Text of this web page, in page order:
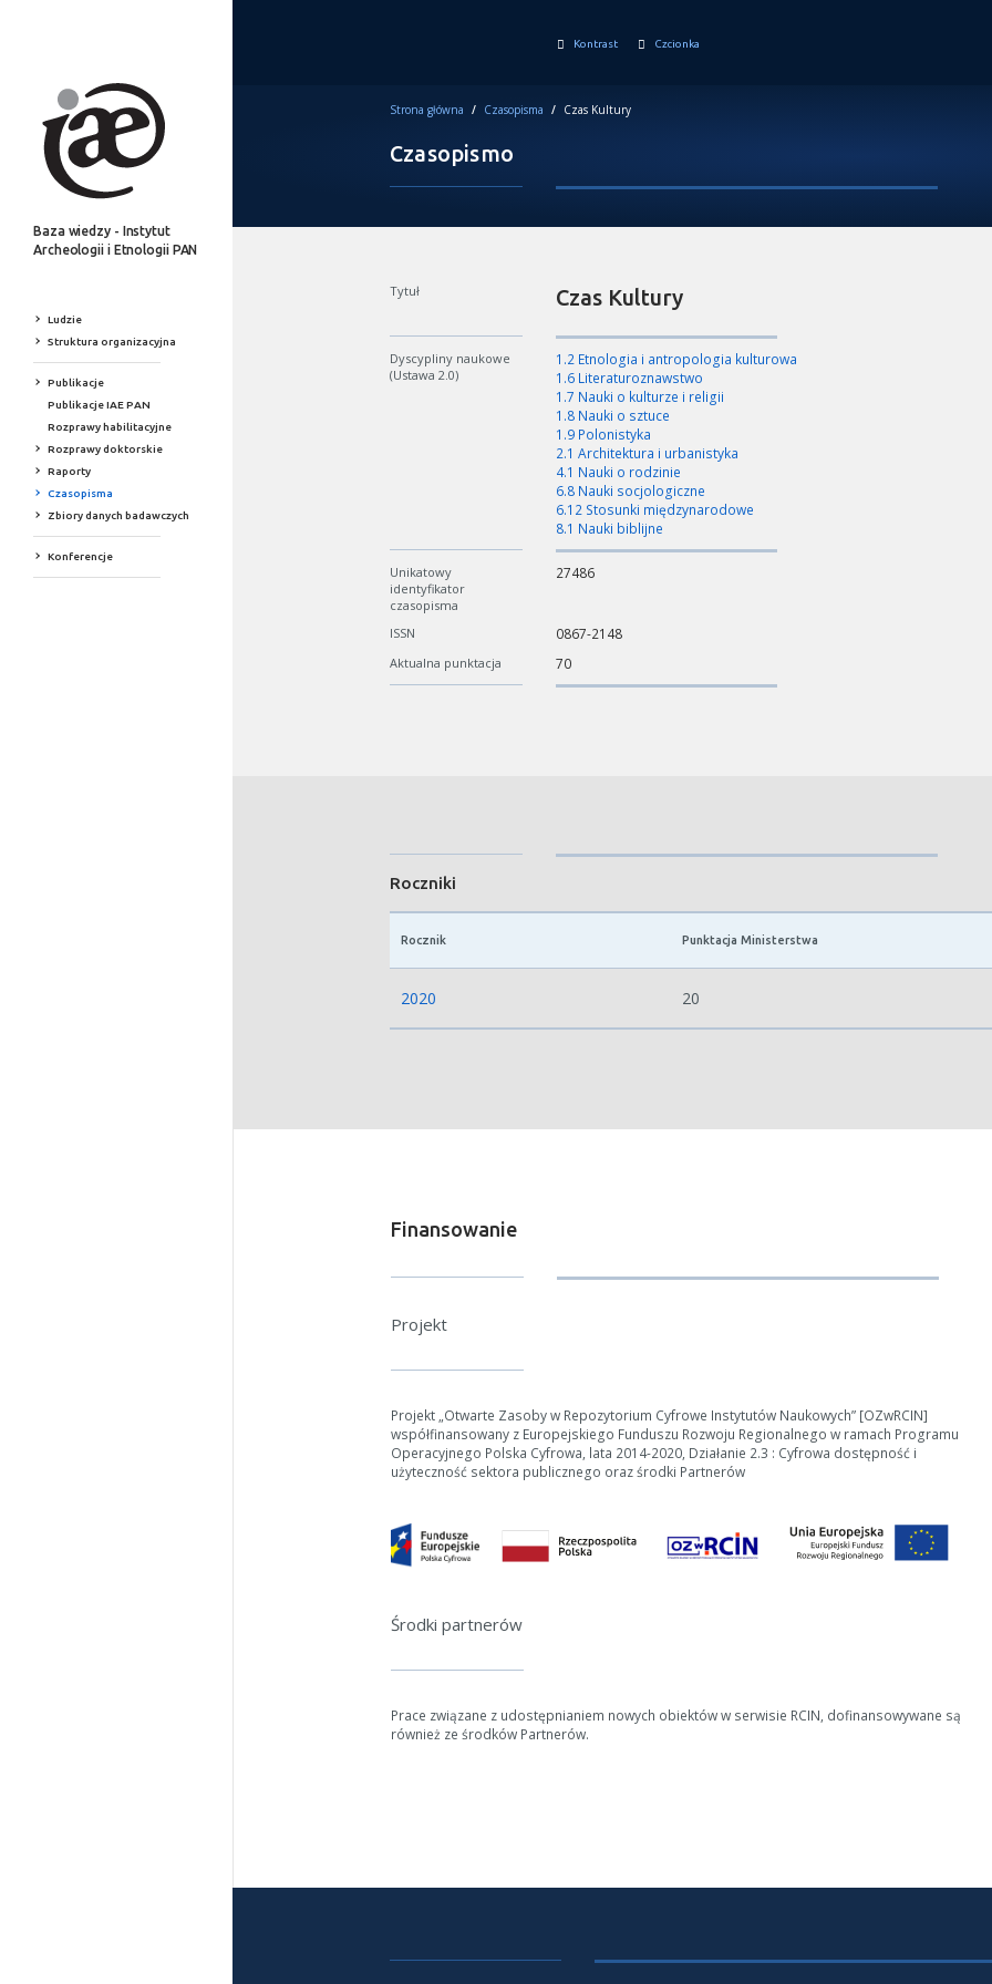
Jeśli generowanie trwa zbyt długo można ograniczyć dane np. zmniejszając
Baza wiedzy - Instytut
Archeologii i Etnologii PAN
Ludzie
Struktura organizacyjna
Publikacje
Publikacje IAE PAN
Rozprawy habilitacyjne
Rozprawy doktorskie
Raporty
Czasopisma
Zbiory danych badawczych
Konferencje
Kontrast Czcionka
Strona główna / Czasopisma / Czas Kultury
Czasopismo
Tytuł Czas Kultury
Dyscypliny naukowe
(Ustawa 2.0)
1.2 Etnologia i antropologia kulturowa
1.6 Literaturoznawstwo
1.7 Nauki o kulturze i religii
1.8 Nauki o sztuce
1.9 Polonistyka
2.1 Architektura i urbanistyka
4.1 Nauki o rodzinie
6.8 Nauki socjologiczne
6.12 Stosunki międzynarodowe
8.1 Nauki biblijne
Unikatowy
identyfikator
czasopisma
27486
ISSN 0867-2148
Aktualna punktacja 70
Roczniki
Rocznik Punktacja Ministerstwa
2020 20
Finansowanie
Projekt
Projekt „Otwarte Zasoby w Repozytorium Cyfrowe Instytutów Naukowych” [OZwRCIN]
współfinansowany z Europejskiego Funduszu Rozwoju Regionalnego w ramach Programu
Operacyjnego Polska Cyfrowa, lata 2014-2020, Działanie 2.3 : Cyfrowa dostępność i
użyteczność sektora publicznego oraz środki Partnerów
Środki partnerów
Prace związane z udostępnianiem nowych obiektów w serwisie RCIN, dofinansowywane są
również ze środków Partnerów.